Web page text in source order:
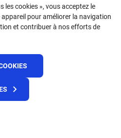
les cookies », vous acceptez le
pour améliorer la navigation
et contribuer à nos efforts de